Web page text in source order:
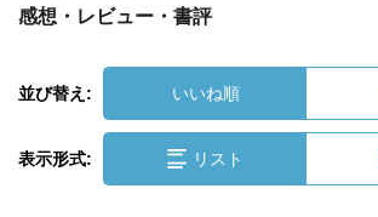
感想・レビュー・書評
並び替え: いいね順
表示形式: リスト